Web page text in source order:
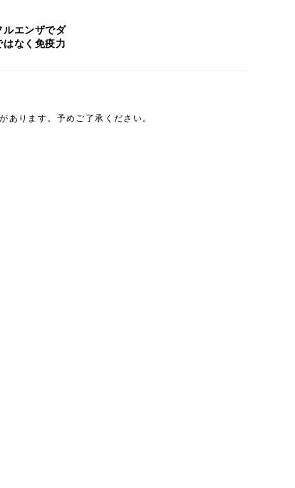
ルエンザでダ
はなく免疫力
あります。予めご了承ください。